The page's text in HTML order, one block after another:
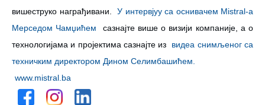
вишеструко награђивани.
У интервјуу са оснивачем Mistral-а
Мерседом Чамџићем
сазнајте више о визији компаније, а о
технологијама и пројектима сазнајте из
видеа снимљеног са
техничким директором Дином Селимбашићем.
www.mistral.ba